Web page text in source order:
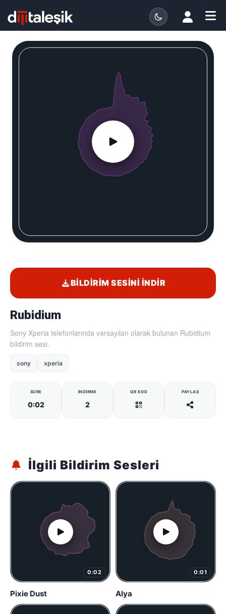
Rubidium
Sony Xperia telefonlarında varsayılan olarak bulunan Rubidium
bildirim sesi.
sony xperia
SÜRE
0:02
İNDIRME
2
QR KOD PAYLAŞ
BILDIRIM SESINI İNDIR
İlgili Bildirim Sesleri
0:02
Pixie Dust
0:01
Alya